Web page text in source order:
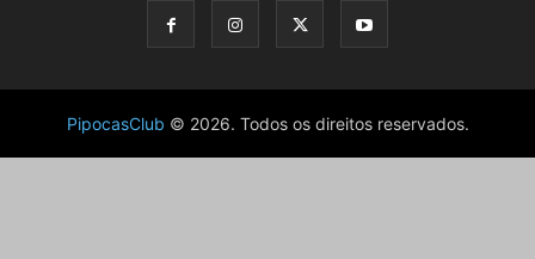
PipocasClub © 2026. Todos os direitos reservados.